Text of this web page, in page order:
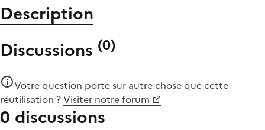
Description
Discussions (0)
Votre question porte sur autre chose quecette
réutilisation ?Visiter notre forum
0 discussions